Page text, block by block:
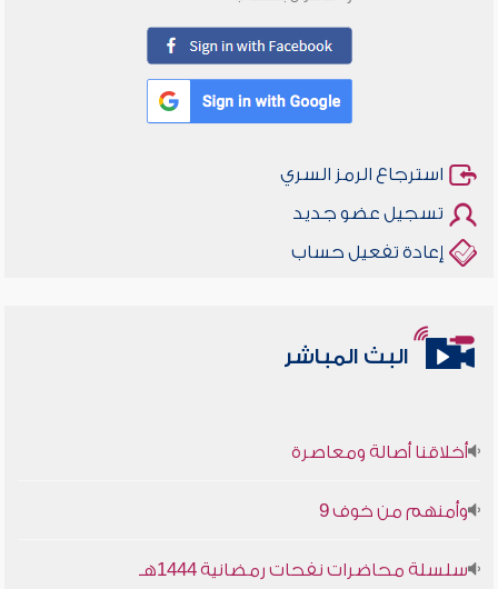
استرجاع الرمز السري
تسجيل عضو جديد
إعادة تفعيل حساب
البث المباشر
أخلاقنا أصالة ومعاصرة
وأمنهم من خوف 9
سلسلة محاضرات نفحات رمضانية 1444هـ